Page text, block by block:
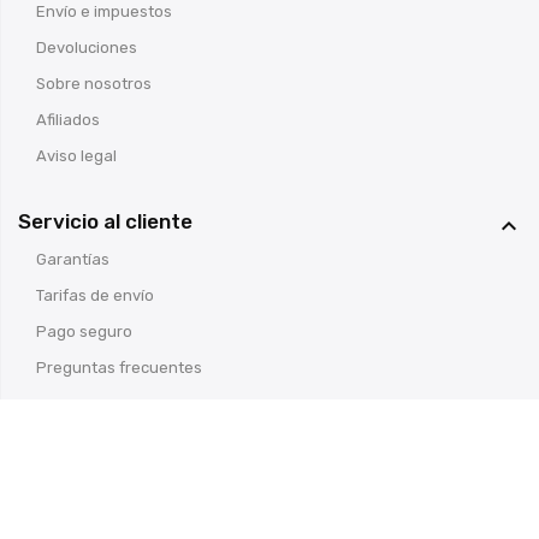
Envío e impuestos
Devoluciones
Sobre nosotros
Afiliados
Aviso legal
Servicio al cliente 
Garantías
Tarifas de envío
Pago seguro
Preguntas frecuentes